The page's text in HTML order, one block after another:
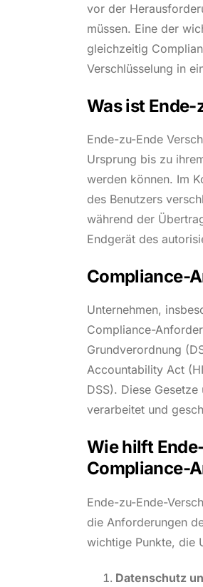
vor der
müssen. Eine der
gleichzeitig
Verschlüsselung in
Was ist
Ende-zu-Ende
Ursprung bis zu
werden können. Im
des Benutzers
während der
Endgerät des
Compliance-
Unternehmen,
Compliance-
Grundverordnung
Accountability Act
DSS). Diese
verarbeitet und
Wie hilft
Compliance-
Ende-zu-Ende-
die Anforderungen
wichtige Punkte, die
Datenschutz